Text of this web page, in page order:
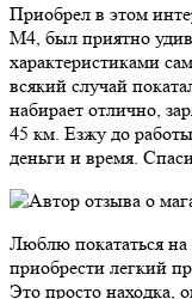
Приобрел в этом
M4, был приятно
характеристиками
всякий случай
набирает отлично,
45 км. Езжу до
деньги и время.
Люблю покататься
приобрести легкий
Это просто находка,